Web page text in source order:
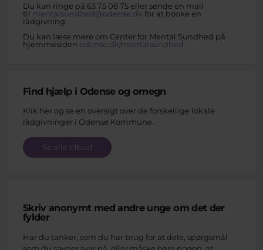
Du kan ringe på 63 75 08 75 eller sende en mail
til mentalsundhed@odense.dk for at booke en
rådgivning.
Du kan læse mere om Center for Mental Sundhed på
hjemmesiden odense.dk/mentalsundhed
Find hjælp i Odense og omegn
Klik her og se en oversigt over de forskellige lokale
rådgivninger i Odense Kommune.
Se alle tilbud
Skriv anonymt med andre unge om det der
fylder
Har du tanker, som du har brug for at dele, spørgsmål
som du savner svar på, eller måske bare nogen, at